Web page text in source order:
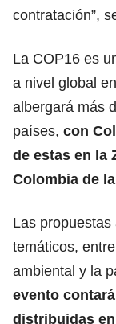
contratación”,
La COP16 es
a nivel global
albergará más
países, con
de estas en la
Colombia de
Las
temáticos,
ambiental y la
evento
distribuidas